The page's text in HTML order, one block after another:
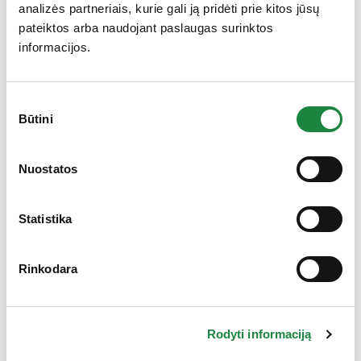
analizės partneriais, kurie gali ją pridėti prie kitos jūsų
pateiktos arba naudojant paslaugas surinktos
informacijos.
pasirinkimas
Būtini
Nuostatos
Statistika
Rinkodara
Rodyti informaciją
Kalicord 850 kaps. N30
-40%